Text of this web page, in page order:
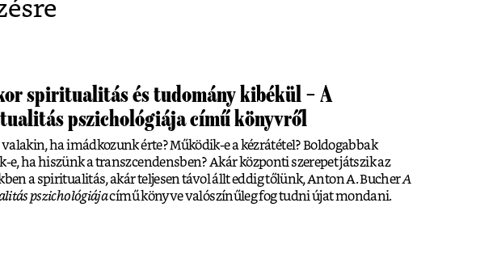
spiritualitás és tudomány kibékül – A
pszichológiája című könyvről
valakin, ha imádkozunk érte? Működik-e a kézrátétel? Boldogabbak
e, ha hiszünk a transzcendensben? Akár központi szerepet játszik az
a spiritualitás, akár teljesen távol állt eddig tőlünk, Anton A. BucherA
pszichológiájacímű könyve valószínűleg fog tudni újat mondani.